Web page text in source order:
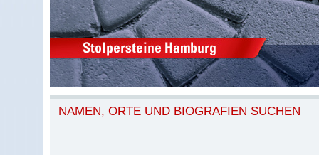
NAMEN, ORTE UND BIOGRAFIEN SUCHEN